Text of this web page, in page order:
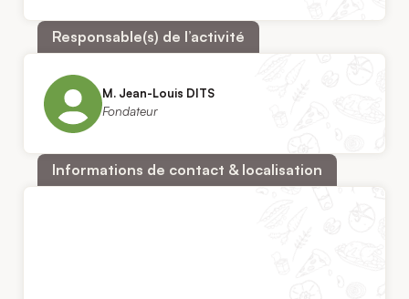
Responsable(s) de l’activité
M. Jean-Louis DITS
Fondateur
Informations de contact & localisation